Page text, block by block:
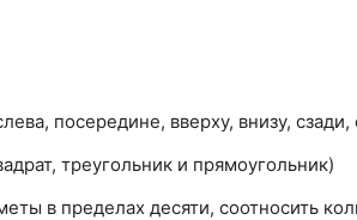
посередине, вверху, внизу, сзади,
треугольник и прямоугольник)
в пределах десяти, соотносить